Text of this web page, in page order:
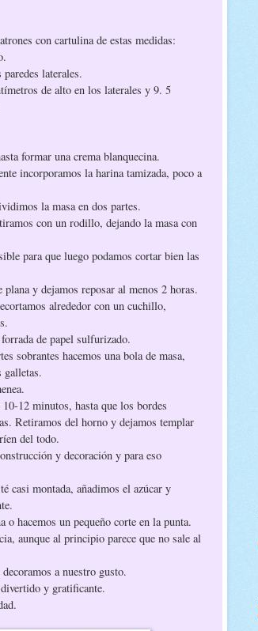
con cartulina de estas medidas:
laterales.
de alto en los laterales y 9. 5
formar una crema blanquecina.
incorporamos la harina tamizada, poco a
la masa en dos partes.
con un rodillo, dejando la masa con
para que luego podamos cortar bien las
y dejamos reposar al menos 2 horas.
alrededor con un cuchillo,
de papel sulfurizado.
sobrantes hacemos una bola de masa,
galletas.
12 minutos, hasta que los bordes
Retiramos del horno y dejamos templar
del todo.
y decoración y para eso
casi montada, añadimos el azúcar y
o hacemos un pequeño corte en la punta.
aunque al principio parece que no sale al
a nuestro gusto.
y gratificante.